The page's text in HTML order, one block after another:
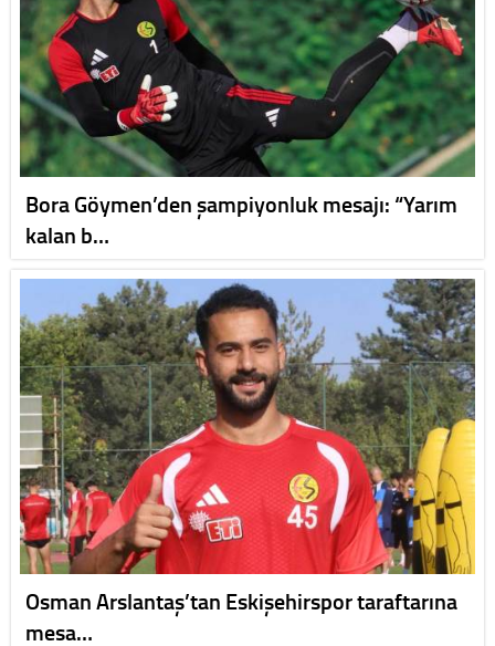
Bora Göymen’den şampiyonluk mesajı: “Yarım
kalan b…
Osman Arslantaş’tan Eskişehirspor taraftarına
mesa…